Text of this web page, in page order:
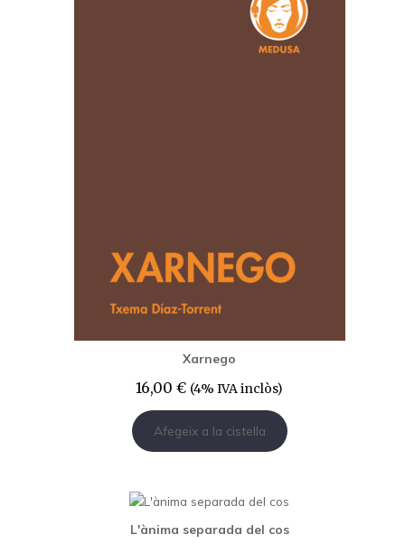
Xarnego
16,00 € (4% IVA inclòs)
Afegeix a la cistella
L'ànima separada del cos